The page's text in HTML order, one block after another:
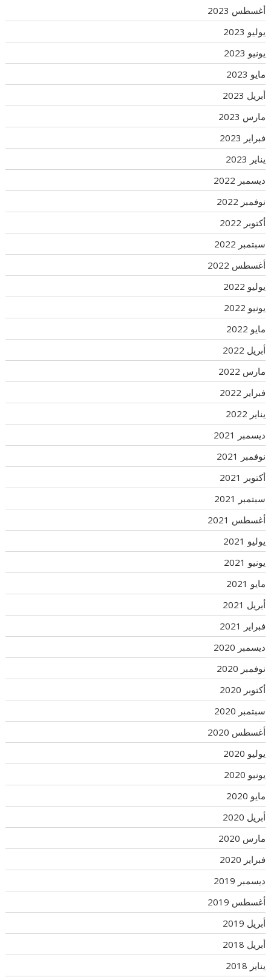
أغسطس 2023
يوليو 2023
يونيو 2023
مايو 2023
أبريل 2023
مارس 2023
فبراير 2023
يناير 2023
ديسمبر 2022
نوفمبر 2022
أكتوبر 2022
سبتمبر 2022
أغسطس 2022
يوليو 2022
يونيو 2022
مايو 2022
أبريل 2022
مارس 2022
فبراير 2022
يناير 2022
ديسمبر 2021
نوفمبر 2021
أكتوبر 2021
سبتمبر 2021
أغسطس 2021
يوليو 2021
يونيو 2021
مايو 2021
أبريل 2021
فبراير 2021
ديسمبر 2020
نوفمبر 2020
أكتوبر 2020
سبتمبر 2020
أغسطس 2020
يوليو 2020
يونيو 2020
مايو 2020
أبريل 2020
مارس 2020
فبراير 2020
ديسمبر 2019
أغسطس 2019
أبريل 2019
أبريل 2018
يناير 2018